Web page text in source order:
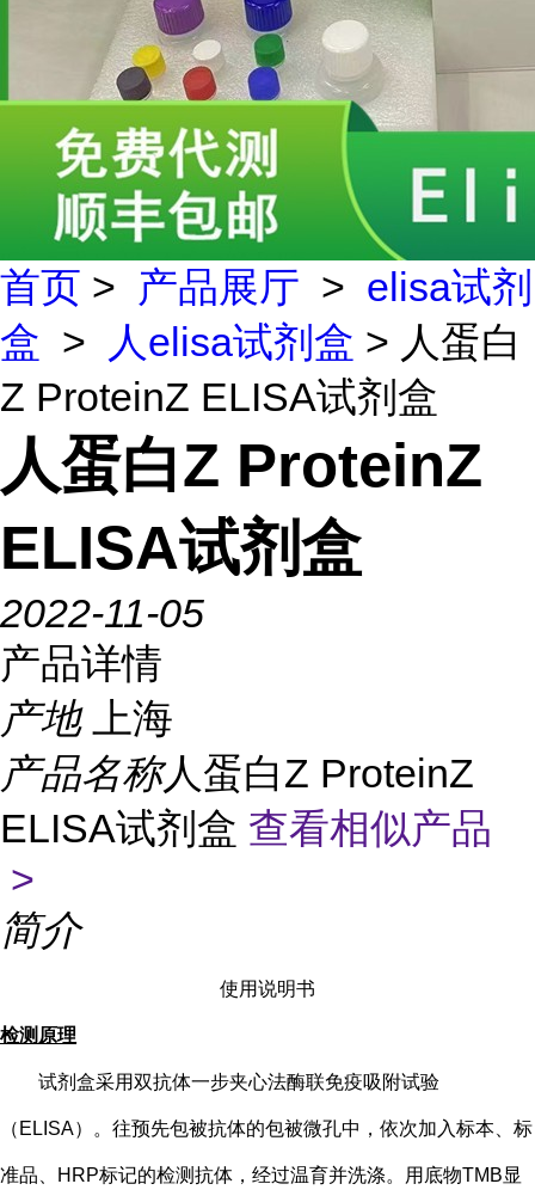
首页 > 产品展厅 > elisa试剂
盒 > 人elisa试剂盒 > 人蛋白
Z ProteinZ ELISA试剂盒
人蛋白Z ProteinZ
ELISA试剂盒
2022-11-05
产品详情
产地
上海
产品名称人蛋白Z ProteinZ
ELISA试剂盒 查看相似产品
>
简介
使用说明书
检测原理
试剂盒采用双抗体一步夹心法酶联免疫吸附试验
（ ELISA）。往预先包被抗体的包被微孔中，依次加入标本、标
准品、HRP标记的检测抗体，经过温育并洗涤。用底物TMB显